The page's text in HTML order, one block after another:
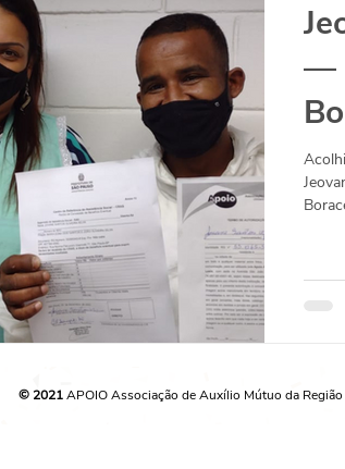
—
© 2021APOIO Associação de Auxílio Mútuo da